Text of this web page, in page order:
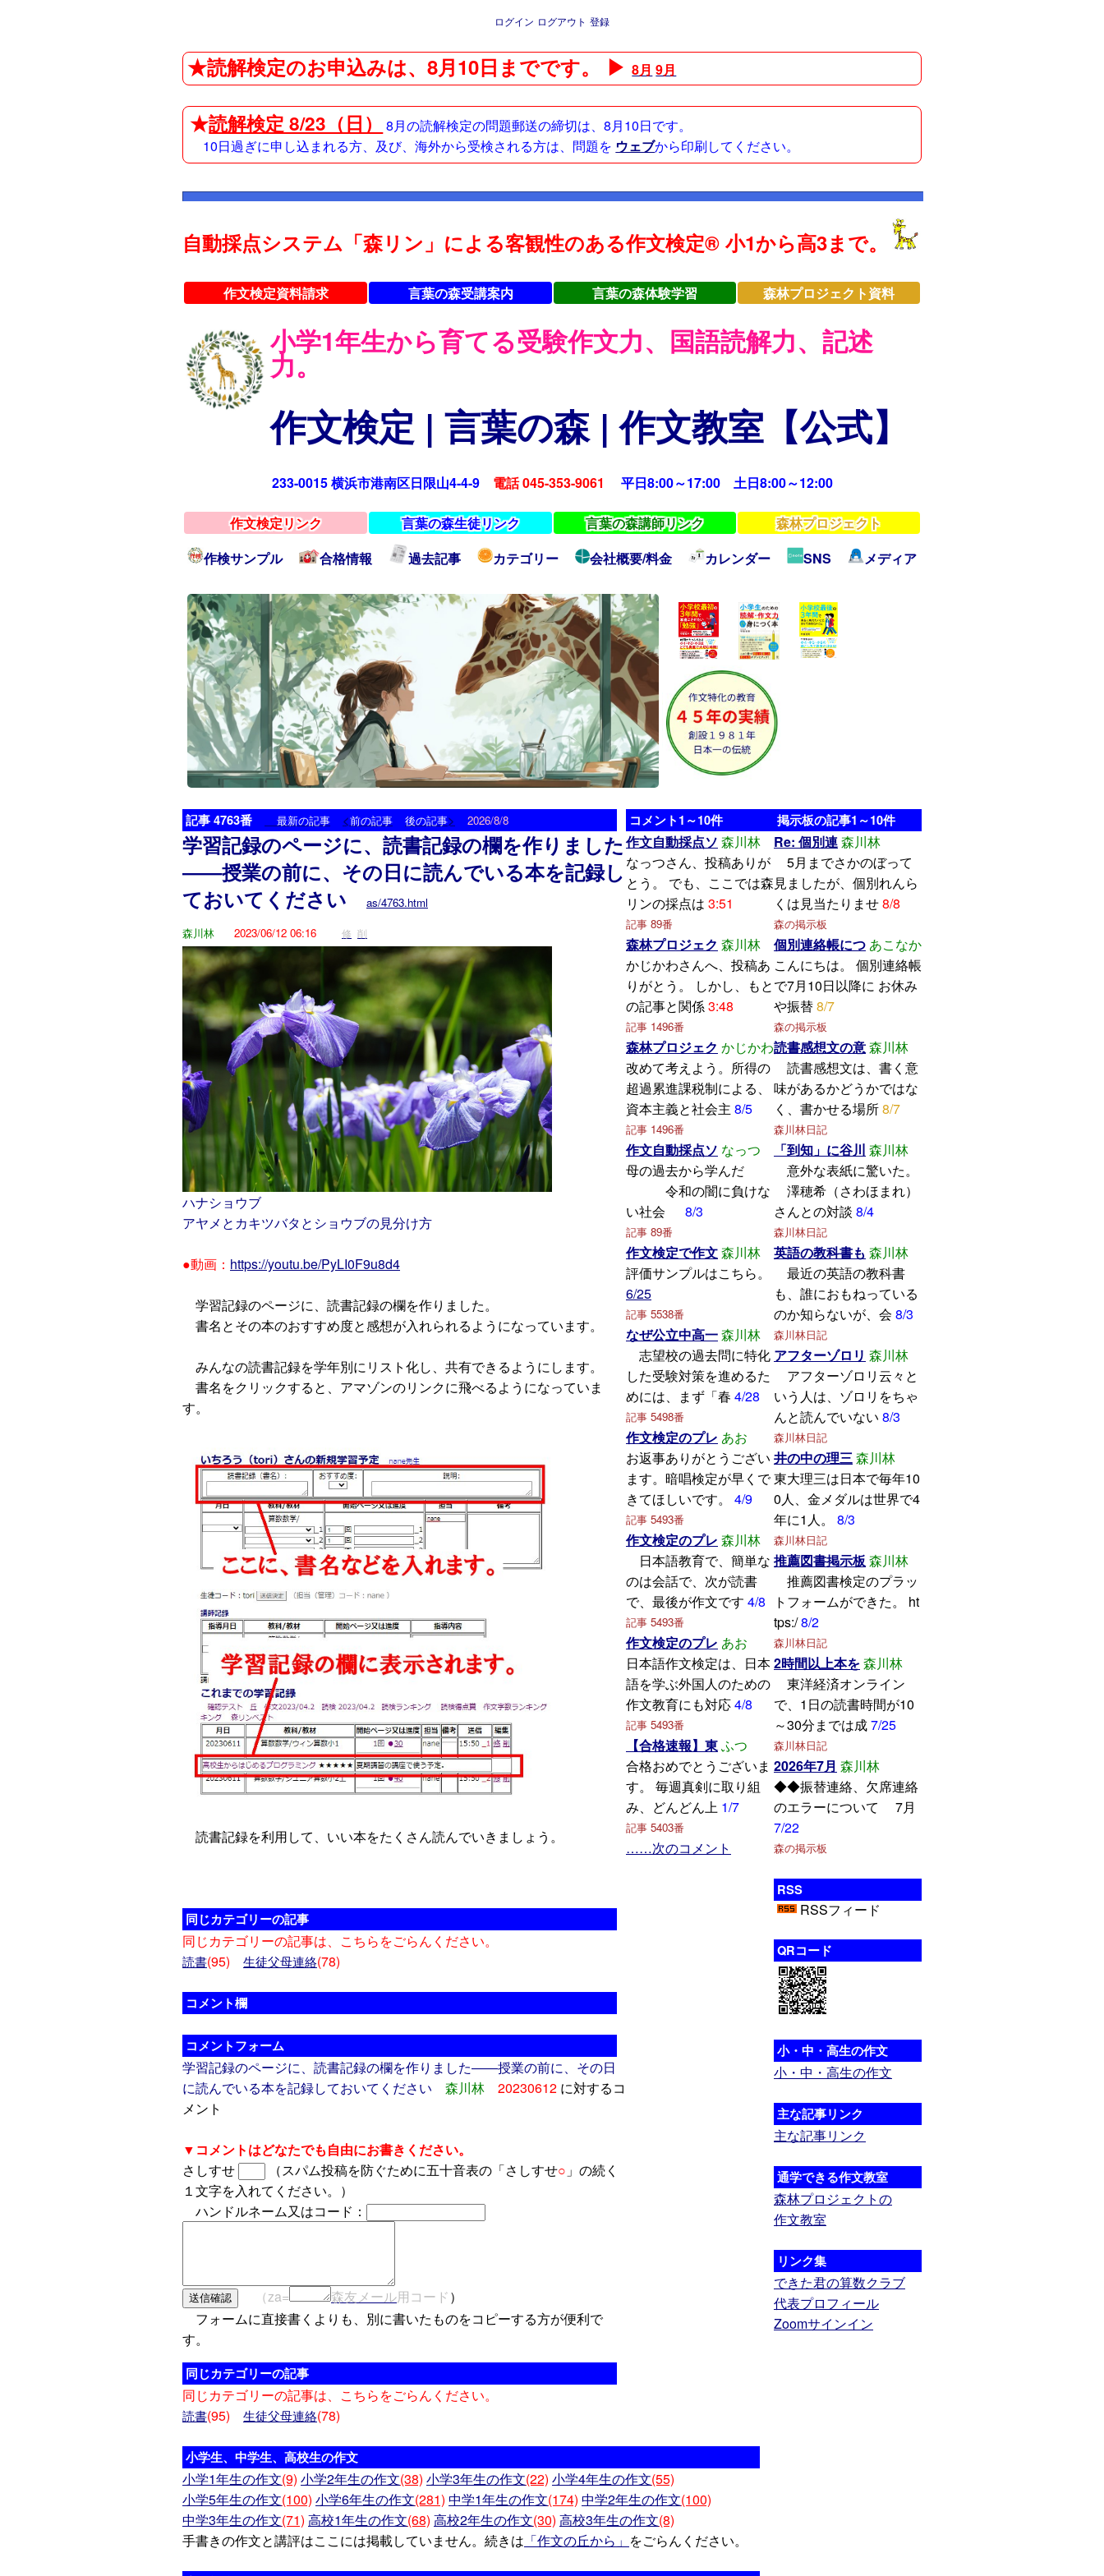
ログイン ログアウト 登録
★読解検定のお申込みは、8月10日までです。 ▶8月 9月
★読解検定 8/23（日）
8月の読解検定の問題郵送の締切は、8月10日です。
10日過ぎに申し込まれる方、及び、海外から受検される方は、問題を ウェブから印刷してください。
自動採点システム「森リン」による客観性のある作文検定® 小1から高3まで。
作文検定資料請求 言葉の森受講案内 言葉の森体験学習 森林プロジェクト資料
小学1年生から育てる受験作文力、国語読解力、記述
力。
作文検定 | 言葉の森 | 作文教室【公式】
233-0015 横浜市港南区日限山4-4-9 電話 045-353-9061 平日8:00～17:00 土日8:00～12:00
作文検定リンク 言葉の森生徒リンク 言葉の森講師リンク
森林プロジェクト
作検サンプル
合格情報 過去記事 カテゴリー 会社概要/料金 カレンダー SNS メディア
記事 4763番 最新の記事 <前の記事 後の記事> 2026/8/8
学習記録のページに、読書記録の欄を作りました
――授業の前に、その日に読んでいる本を記録し
ておいてください
as/4763.html
森川林
2023/06/12 06:16 修 削
ハナショウブ
アヤメとカキツバタとショウブの見分け方
●動画： https://youtu.be/PyLI0F9u8d4
学習記録のページに、読書記録の欄を作りました。
書名とその本のおすすめ度と感想が入れられるようになっています。
みんなの読書記録を学年別にリスト化し、共有できるようにします。
書名をクリックすると、アマゾンのリンクに飛べるようになっていま
す。
読書記録を利用して、いい本をたくさん読んでいきましょう。
同じカテゴリーの記事
同じカテゴリーの記事は、こちらをごらんください。
読書(95) 生徒父母連絡(78)
コメント欄
コメントフォーム
学習記録のページに、読書記録の欄を作りました――授業の前に、その日
に読んでいる本を記録しておいてください
森川林 20230612 に対するコ
メント
▼コメントはどなたでも自由にお書きください。
さしすせ
（スパム投稿を防ぐために五十音表の「さしすせ○ 」の続く
１文字を入れてください。）
ハンドルネーム又はコード：
（za= 森友メール用コード）
フォームに直接書くよりも、別に書いたものをコピーする方が便利で
す。
同じカテゴリーの記事
同じカテゴリーの記事は、こちらをごらんください。
読書(95) 生徒父母連絡(78)
コメント1～10件
作文自動採点ソ 森川林
なっつさん、投稿ありが
とう。 でも、ここでは森
リンの採点は 3:51
記事 89番
森林プロジェク 森川林
かじかわさんへ、投稿あ
りがとう。 しかし、もと
の記事と関係3:48
記事 1496番
森林プロジェク かじかわ
改めて考えよう。所得の
超過累進課税制による、
資本主義と社会主 8/5
記事 1496番
作文自動採点ソ なっつ
母の過去から学んだ
令和の闇に負けな
い社会
8/3
記事 89番
作文検定で作文森川林
評価サンプルはこちら。
6/25
記事 5538番
なぜ公立中高一森川林
志望校の過去問に特化
した受験対策を進めるた
めには、まず「春 4/28
記事 5498番
作文検定のプレ あお
お返事ありがとうござい
ます。暗唱検定が早くで
きてほしいです。
4/9
記事 5493番
作文検定のプレ 森川林
日本語教育で、簡単な
のは会話で、次が読書
で、最後が作文です 4/8
記事 5493番
作文検定のプレ あお
日本語作文検定は、日本
語を学ぶ外国人のための
作文教育にも対応4/8
記事 5493番
【合格速報】東ふつ
合格おめでとうございま
す。 毎週真剣に取り組
み、どんどん上 1/7
記事 5403番
……次のコメント
掲示板の記事1～10件
Re: 個別連森川林
5月までさかのぼって
見ましたが、個別れんら
くは見当たりませ8/8
森の掲示板
個別連絡帳につ あこなか
こんにちは。 個別連絡帳
で7月10日以降に お休み
や振替8/7
森の掲示板
読書感想文の意森川林
読書感想文は、書く意
味があるかどうかではな
く、書かせる場所8/7
森川林日記
「到知」に谷川 森川林
意外な表紙に驚いた。
澤穂希（さわほまれ）
さんとの対談 8/4
森川林日記
英語の教科書も 森川林
最近の英語の教科書
も、誰におもねっている
のか知らないが、会 8/3
森川林日記
アフターゾロリ 森川林
アフターゾロリ云々と
いう人は、ゾロリをちゃ
んと読んでいない 8/3
森川林日記
井の中の理三森川林
東大理三は日本で毎年10
0人、金メダルは世界で4
年に1人。 8/3
森川林日記
推薦図書掲示板森川林
推薦図書検定のプラッ
トフォームができた。 ht
tps:/8/2
森川林日記
2時間以上本を森川林
東洋経済オンライン
で、1日の読書時間が10
～30分までは成7/25
森川林日記
2026年7月 森川林
◆◆振替連絡、欠席連絡
のエラーについて 7月
7/22
森の掲示板
RSS
RSSフィード
QRコード
小・中・高生の作文
小・中・高生の作文
主な記事リンク
主な記事リンク
通学できる作文教室
森林プロジェクトの
作文教室
リンク集
できた君の算数クラブ
代表プロフィール
Zoomサインイン
小学生、中学生、高校生の作文
小学1年生の作文(9) 小学2年生の作文(38) 小学3年生の作文(22) 小学4年生の作文(55)
小学5年生の作文(100) 小学6年生の作文(281) 中学1年生の作文(174) 中学2年生の作文(100)
中学3年生の作文(71) 高校1年生の作文(68) 高校2年生の作文(30) 高校3年生の作文(8)
手書きの作文と講評はここには掲載していません。続きは 「作文の丘から」 をごらんください。